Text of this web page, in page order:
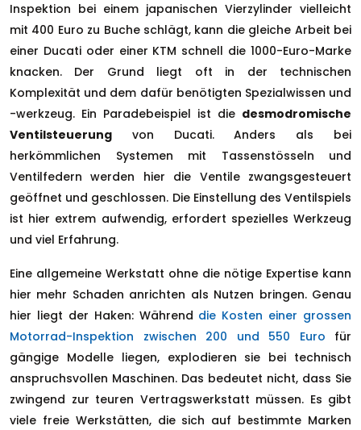
Inspektion bei einem japanischen Vierzylinder vielleicht
mit 400 Euro zu Buche schlägt, kann die gleiche Arbeit bei
einer Ducati oder einer KTM schnell die 1000-Euro-Marke
knacken. Der Grund liegt oft in der technischen
Komplexität und dem dafür benötigten Spezialwissen und
-werkzeug. Ein Paradebeispiel ist die desmodromische
Ventilsteuerung von Ducati. Anders als bei
herkömmlichen Systemen mit Tassenstösseln und
Ventilfedern werden hier die Ventile zwangsgesteuert
geöffnet und geschlossen. Die Einstellung des Ventilspiels
ist hier extrem aufwendig, erfordert spezielles Werkzeug
und viel Erfahrung.
Eine allgemeine Werkstatt ohne die nötige Expertise kann
hier mehr Schaden anrichten als Nutzen bringen. Genau
hier liegt der Haken: Während die Kosten einer grossen
Motorrad-Inspektion zwischen 200 und 550 Euro für
gängige Modelle liegen, explodieren sie bei technisch
anspruchsvollen Maschinen. Das bedeutet nicht, dass Sie
zwingend zur teuren Vertragswerkstatt müssen. Es gibt
viele freie Werkstätten, die sich auf bestimmte Marken